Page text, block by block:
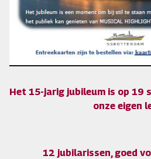
Het 15-jarig jubileum is op 19
onze eigen
12 jubilarissen, goed